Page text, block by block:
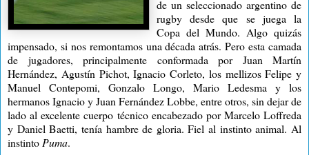
de un seleccionado argentino de
rugby desde que se juega la
Copa del Mundo. Algo quizás
impensado, si nos remontamos una década atrás. Pero esta camada
de jugadores, principalmente conformada por Juan Martín
Hernández, Agustín Pichot, Ignacio Corleto, los mellizos Felipe y
Manuel Contepomi, Gonzalo Longo, Mario Ledesma y los
hermanos Ignacio y Juan Fernández Lobbe, entre otros, sin dejar de
lado al excelente cuerpo técnico encabezado por Marcelo Loffreda
y Daniel Baetti, tenía hambre de gloria. Fiel al instinto animal. Al
instintoPuma.